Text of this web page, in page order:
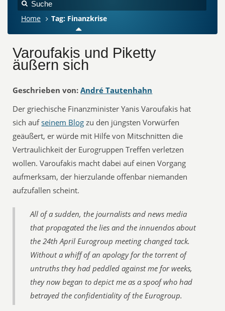
Home Tag: Finanzkrise
Varoufakis und Piketty
äußern sich
Geschrieben von: André Tautenhahn
Der griechische Finanzminister Yanis Varoufakis hat
sich aufseinem Blog zu den jüngsten Vorwürfen
geäußert, er würde mit Hilfe von Mitschnitten die
Vertraulichkeit der Eurogruppen Treffen verletzen
wollen. Varoufakis macht dabei auf einen Vorgang
aufmerksam, der hierzulande offenbar niemanden
aufzufallen scheint.
All of a sudden, the journalists and news media
that propagated the lies and the innuendos about
the 24th April Eurogroup meeting changed tack.
Without a whiff of an apology for the torrent of
untruths they had peddled against me for weeks,
they now began to depict me as a spoof who had
betrayed the confidentiality of the Eurogroup.